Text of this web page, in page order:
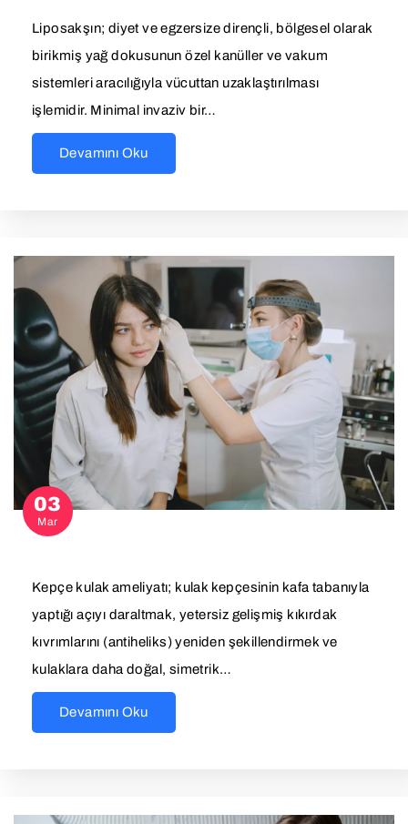
Liposakşın; diyet ve egzersize dirençli, bölgesel olarak
birikmiş yağ dokusunun özel kanüller ve vakum
sistemleri aracılığıyla vücuttan uzaklaştırılması
işlemidir. Minimal invaziv bir…
Devamını Oku
03
Mar
Kepçe kulak ameliyatı; kulak kepçesinin kafa tabanıyla
yaptığı açıyı daraltmak, yetersiz gelişmiş kıkırdak
kıvrımlarını (antiheliks) yeniden şekillendirmek ve
kulaklara daha doğal, simetrik…
Devamını Oku